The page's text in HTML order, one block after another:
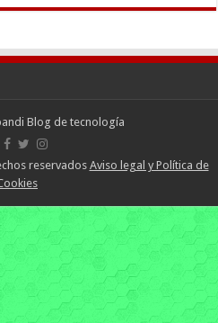
Blog de tecnología
reservados Aviso legal y Política de